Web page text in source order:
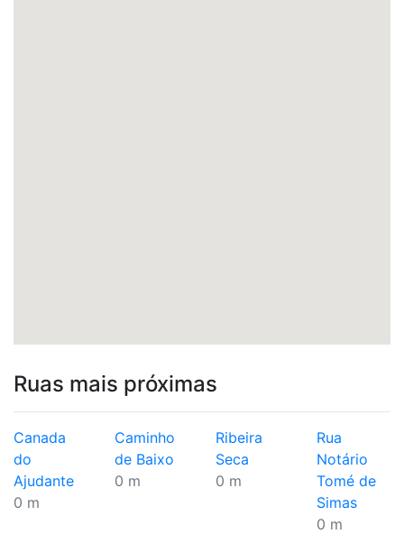
Ruas mais próximas
Canada
do
Ajudante
0 m
Caminho
de Baixo
0 m
Ribeira
Seca
0 m
Rua
Notário
Tomé de
Simas
0 m